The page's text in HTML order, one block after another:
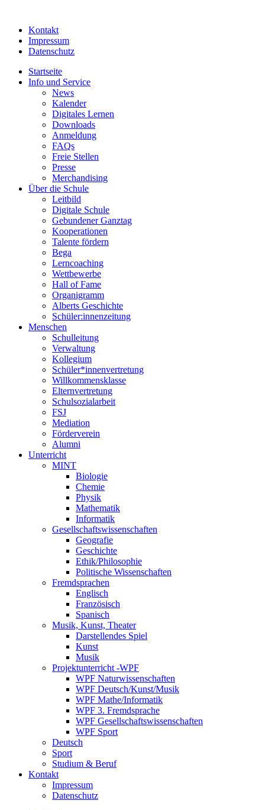
Kontakt
Impressum
Datenschutz
Startseite
Info und Service
News
Kalender
Digitales Lernen
Downloads
Anmeldung
FAQs
Freie Stellen
Presse
Merchandising
Über die Schule
Leitbild
Digitale Schule
Gebundener Ganztag
Kooperationen
Talente fördern
Bega
Lerncoaching
Wettbewerbe
Hall of Fame
Organigramm
Alberts Geschichte
Schüler:innenzeitung
Menschen
Schulleitung
Verwaltung
Kollegium
Schüler*innenvertretung
Willkommensklasse
Elternvertretung
Schulsozialarbeit
FSJ
Mediation
Förderverein
Alumni
Unterricht
MINT
Biologie
Chemie
Physik
Mathematik
Informatik
Gesellschaftswissenschaften
Geografie
Geschichte
Ethik/Philosophie
Politische Wissenschaften
Fremdsprachen
Englisch
Französisch
Spanisch
Musik, Kunst, Theater
Darstellendes Spiel
Kunst
Musik
Projektunterricht -WPF
WPF Naturwissenschaften
WPF Deutsch/Kunst/Musik
WPF Mathe/Informatik
WPF 3. Fremdsprache
WPF Gesellschaftswissenschaften
WPF Sport
Deutsch
Sport
Studium & Beruf
Kontakt
Impressum
Datenschutz